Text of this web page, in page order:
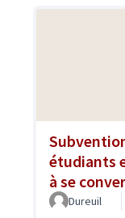
étudiants
à se
Dureuil